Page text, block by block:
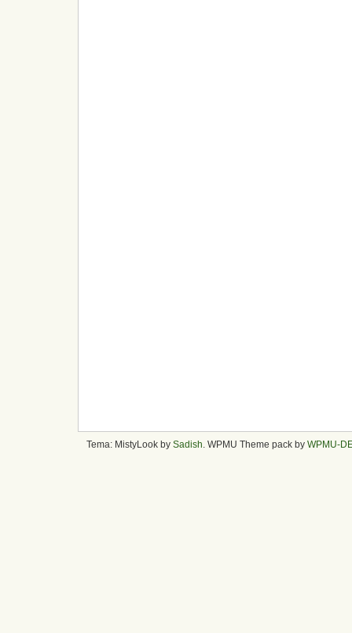
Tema: MistyLook by Sadish . WPMU Theme pack by WPMU-